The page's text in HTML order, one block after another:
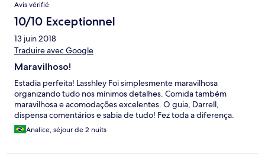
Avis vérifié
10/10 Exceptionnel
13 juin 2018
Traduire avec Google
Maravilhoso!
Estadia perfeita! Lasshley Foi simplesmente maravilhosa
organizando tudo nos mínimos detalhes. Comida também
maravilhosa e acomodações excelentes. O guia, Darrell,
dispensa comentários e sabia de tudo! Fez toda a diferença.
Analice, séjour de 2 nuits